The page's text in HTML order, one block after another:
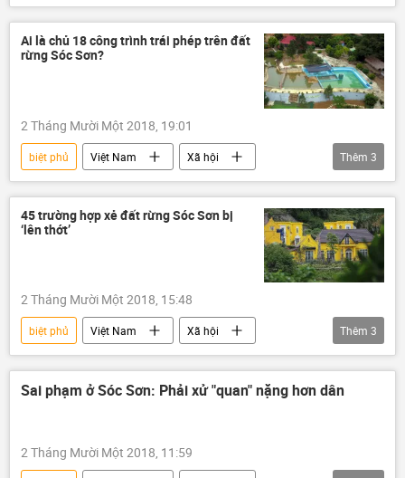
Sóc Sơn
Hà Nội
Mỹ Linh
xẻ thịt đất rừng
Ai là chủ 18 công trình trái phép trên đất
rừng Sóc Sơn?
2 Tháng Mười Một 2018, 19:01
biệt phủ Việt Nam
Xã hội
Sóc Sơn
xẻ thịt đất rừng biệt thự
Thêm 3
45 trường hợp xẻ đất rừng Sóc Sơn bị
‘lên thớt’
2 Tháng Mười Một 2018, 15:48
biệt phủ Việt Nam
Xã hội
Sóc Sơn
xẻ thịt đất rừng biệt thự
Thêm 3
Sai phạm ở Sóc Sơn: Phải xử "quan" nặng hơn dân
2 Tháng Mười Một 2018, 11:59